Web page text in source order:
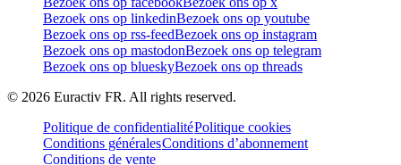
Bezoek ons op linkedinBezoek ons op youtube
Bezoek ons op rss-feedBezoek ons op instagram
Bezoek ons op mastodonBezoek ons op telegram
Bezoek ons op blueskyBezoek ons op threads
© 2026 Euractiv FR. All rights reserved.
Politique de confidentialitéPolitique cookies
Conditions généralesConditions d’abonnement
Conditions de vente